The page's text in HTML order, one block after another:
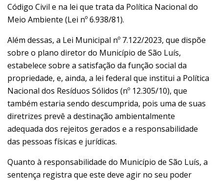
Código Civil e na lei que trata da Política Nacional do
Meio Ambiente (Lei nº 6.938/81).
Além dessas, a Lei Municipal nº 7.122/2023, que dispõe
sobre o plano diretor do Município de São Luís,
estabelece sobre a satisfação da função social da
propriedade, e, ainda, a lei federal que institui a Política
Nacional dos Resíduos Sólidos (nº 12.305/10), que
também estaria sendo descumprida, pois uma de suas
diretrizes prevê a destinação ambientalmente
adequada dos rejeitos gerados e a responsabilidade
das pessoas físicas e jurídicas.
Quanto à responsabilidade do Município de São Luís, a
sentença registra que este deve agir no seu poder